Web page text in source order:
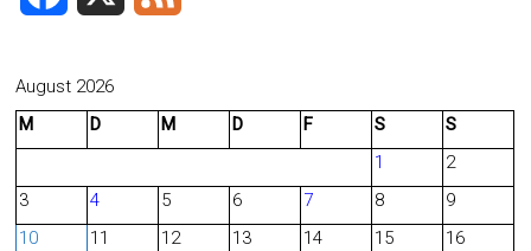
c
b
o
August 2026
M
D M D F S
S
1
2
3
4 5 6 7 8
9
10
11 12 13 14 15
16